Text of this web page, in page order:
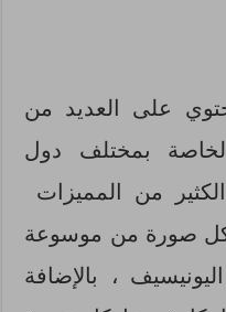
على العديد من
الخاصة بمختلف دول
من المميزات
صورة من موسوعة
، بالإضافة